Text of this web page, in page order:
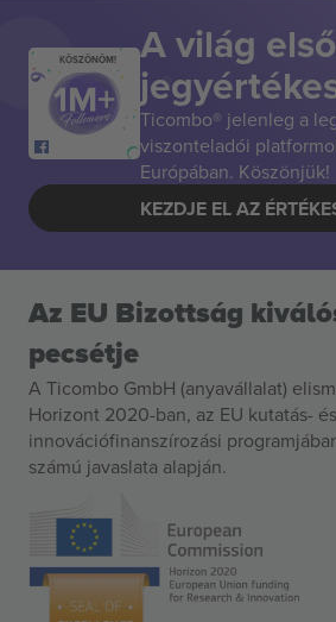
KÖSZÖNÖM! A világ
Ticombo® jelenleg a
viszonteladói
Európában. Köszönjük!
KEZDJE EL AZ
Az EU Bizottság
pecsétje
A Ticombo GmbH (anyavállalat)
Horizont 2020-ban, az EU kutatás- és
innovációfinanszírozási
számú javaslata alapján.